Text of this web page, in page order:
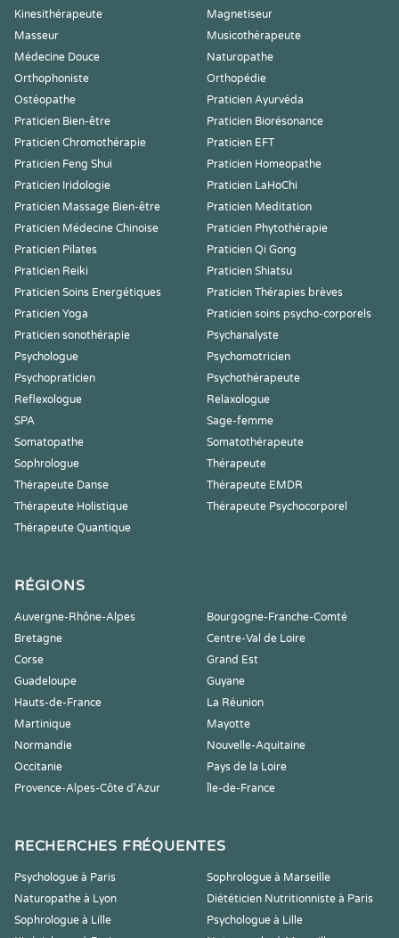
Kinesithérapeute
Magnetiseur
Masseur
Musicothérapeute
Médecine Douce
Naturopathe
Orthophoniste
Orthopédie
Ostéopathe
Praticien Ayurvéda
Praticien Bien-être
Praticien Biorésonance
Praticien Chromothérapie
Praticien EFT
Praticien Feng Shui
Praticien Homeopathe
Praticien Iridologie
Praticien LaHoChi
Praticien Massage Bien-être
Praticien Meditation
Praticien Médecine Chinoise
Praticien Phytothérapie
Praticien Pilates
Praticien Qi Gong
Praticien Reiki
Praticien Shiatsu
Praticien Soins Energétiques
Praticien Thérapies brèves
Praticien Yoga
Praticien soins psycho-corporels
Praticien sonothérapie
Psychanalyste
Psychologue
Psychomotricien
Psychopraticien
Psychothérapeute
Reflexologue
Relaxologue
SPA
Sage-femme
Somatopathe
Somatothérapeute
Sophrologue
Thérapeute
Thérapeute Danse
Thérapeute EMDR
Thérapeute Holistique
Thérapeute Psychocorporel
Thérapeute Quantique
RÉGIONS
Auvergne-Rhône-Alpes
Bourgogne-Franche-Comté
Bretagne
Centre-Val de Loire
Corse
Grand Est
Guadeloupe
Guyane
Hauts-de-France
La Réunion
Martinique
Mayotte
Normandie
Nouvelle-Aquitaine
Occitanie
Pays de la Loire
Provence-Alpes-Côte d'Azur
Île-de-France
RECHERCHES FRÉQUENTES
Psychologue à Paris
Sophrologue à Marseille
Naturopathe à Lyon
Diététicien Nutritionniste à Paris
Sophrologue à Lille
Psychologue à Lille